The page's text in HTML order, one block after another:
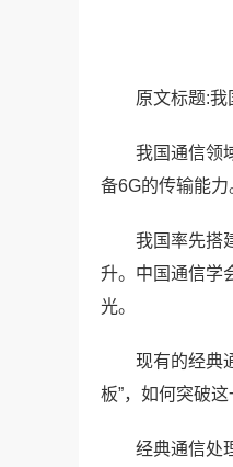
原文标题:我
我国通信领
备6G的传输能力
我国率先搭
升。中国通信学
光。
现有的经典
板”，如何突破这
经典通信处